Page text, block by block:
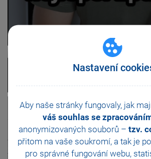
Nastavení
Aby naše stránky fungovaly, jak
váš souhlas se
anonymizovaných souborů – tzv.
přitom na vaše soukromí, a tak je
pro správné fungování webu,